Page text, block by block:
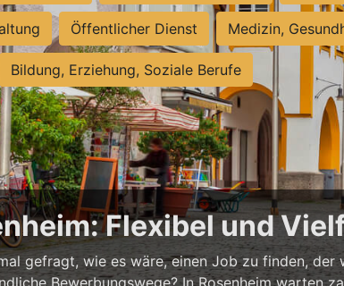
Öffentlicher Dienst Medizin,
Bildung, Erziehung, Soziale Berufe
Flexibel und
gefragt, wie es wäre, einen Job zu finden,